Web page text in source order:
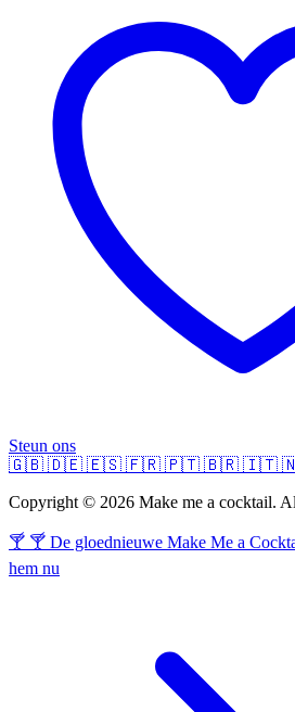
Steun ons
🇬🇧 🇩🇪 🇪🇸 🇫🇷 🇵🇹 🇧🇷 🇮🇹
Copyright © 2026 Make me a cocktail.
🍸 🍸 De gloednieuwe Make Me a
hem nu